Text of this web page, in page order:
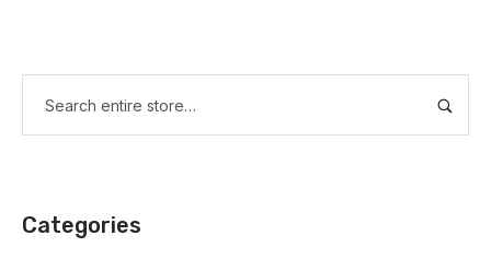
Categories